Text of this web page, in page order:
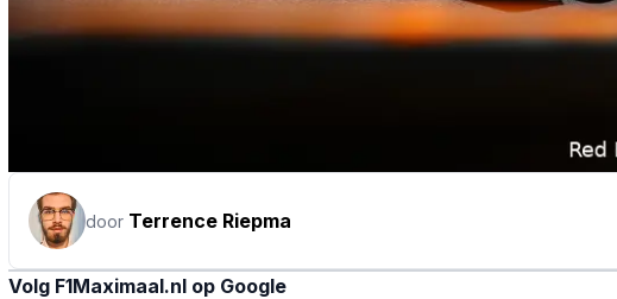
door Terrence Riepma
Volg F1Maximaal.nl op Google